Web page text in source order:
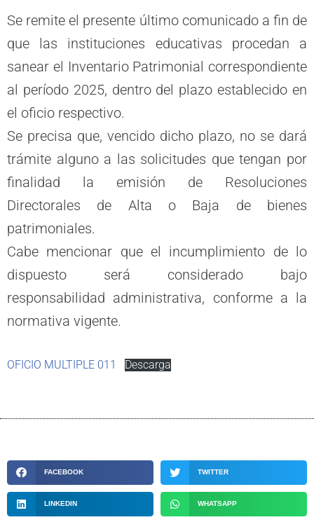
Se remite el presente último comunicado a fin de
que las instituciones educativas procedan a
sanear el Inventario Patrimonial correspondiente
al período 2025, dentro del plazo establecido en
el oficio respectivo.
Se precisa que, vencido dicho plazo, no se dará
trámite alguno a las solicitudes que tengan por
finalidad la emisión de Resoluciones
Directorales de Alta o Baja de bienes
patrimoniales.
Cabe mencionar que el incumplimiento de lo
dispuesto será considerado bajo
responsabilidad administrativa, conforme a la
normativa vigente.
OFICIO MULTIPLE 011 Descarga
FACEBOOK TWITTER
LINKEDIN WHATSAPP